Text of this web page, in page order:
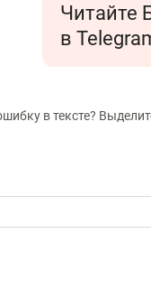
Читайте
в
в тексте?